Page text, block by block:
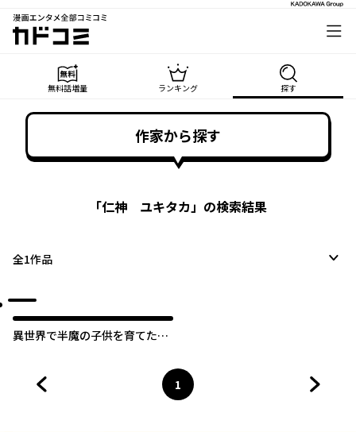
漫画エンタメ全部コミコミ
カドコミ
無料話増量 ランキング 探す
作家から探す
「仁神 ユキタカ」の検索結果
全1作品
異世界で半魔の子供を育てたら
ページ
1
へ